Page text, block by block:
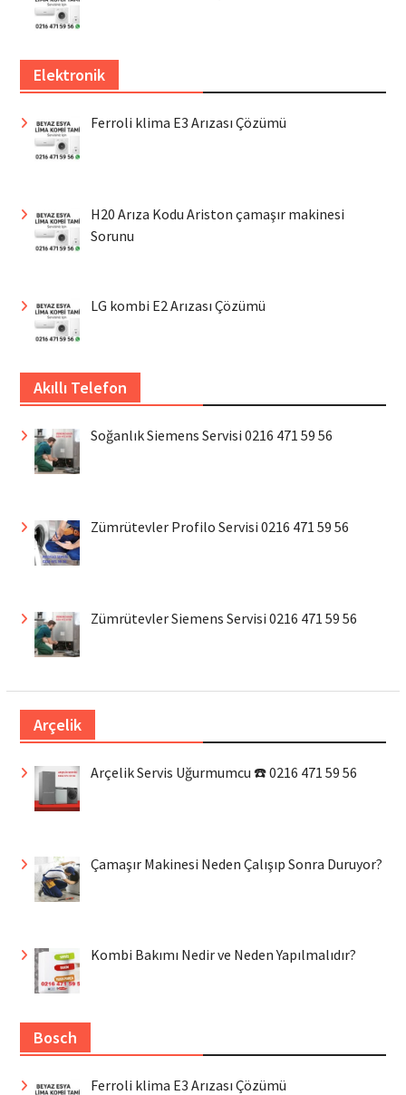
Elektronik
Ferroli klima E3 Arızası Çözümü
H20 Arıza Kodu Ariston çamaşır makinesi
Sorunu
LG kombi E2 Arızası Çözümü
Akıllı Telefon
Soğanlık Siemens Servisi 0216 471 59 56
Zümrütevler Profilo Servisi 0216 471 59 56
Zümrütevler Siemens Servisi 0216 471 59 56
Arçelik
Arçelik Servis Uğurmumcu ☎️ 0216 471 59 56
Çamaşır Makinesi Neden Çalışıp Sonra Duruyor?
Kombi Bakımı Nedir ve Neden Yapılmalıdır?
Bosch
Ferroli klima E3 Arızası Çözümü